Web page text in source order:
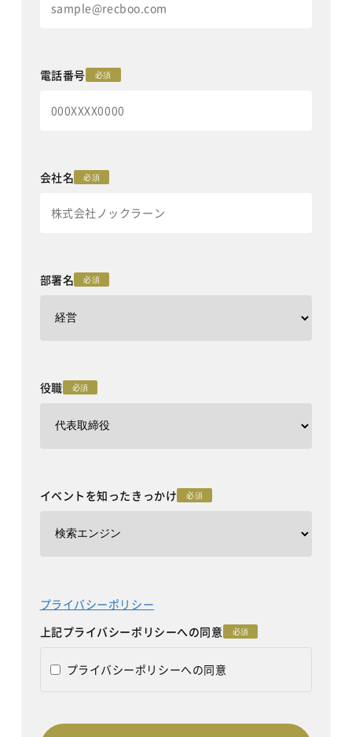
電話番号 必須
会社名 必須
部署名 必須
役職 必須
イベントを知ったきっかけ 必須
プライバシーポリシー
上記プライバシーポリシーへの同意
必須
プライバシーポリシーへの同意